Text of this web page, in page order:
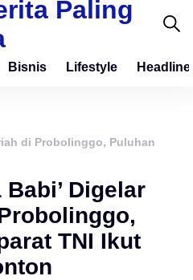
Paling
Bisnis Lifestyle Headline
di Probolinggo, Puluhan
Babi’ Digelar
TNI Ikut